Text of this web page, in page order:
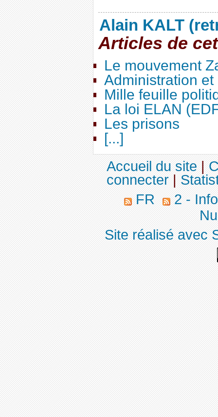
Alain KALT
Articles de
Le mouvement
Administration
Mille feuille
La loi ELAN
Les prisons
[...]
Accueil du site|
connecter|
FR
2 -
Site réalisé avec